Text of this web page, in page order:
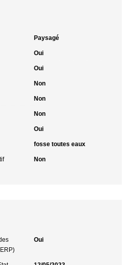
Paysagé
Oui
Oui
Non
Non
Non
Oui
fosse toutes eaux
Non
Oui